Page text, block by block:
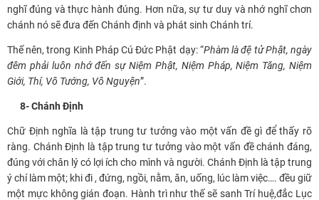
nghĩ đúng và thực hành đúng. Hơn nữa, sự tư duy và nhớ nghĩ chơn
chánh nó sẽ đưa đến Chánh định và phát sinh Chánh trí.
Thế nên, trong Kinh Pháp Cú Đức Phật dạy: “Phàm là đệ tử Phật, ngày
đêm phải luôn nhớ đến sự Niệm Phật, Niệm Pháp, Niệm Tăng, Niệm
Giới, Thí, Vô Tướng, Vô Nguyện”.
8- Chánh Định
Chữ Định nghĩa là tập trung tư tưởng vào một vấn đề gì để thấy rõ
ràng. Chánh Định là tập trung tư tưởng vào một vấn đề chánh đáng,
đúng với chân lý có lợi ích cho mình và người. Chánh Định là tập trung
ý chí làm một; khi đi , đứng, ngồi, nằm, ăn, uống, lúc làm việc…. đều giữ
một mực không gián đoạn. Hành trì như thế sẽ sanh Trí huệ,đắc Lục